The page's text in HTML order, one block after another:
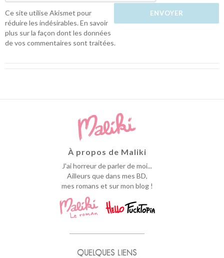
Ce site utilise Akismet pour
réduire les indésirables.En savoir
plus sur la façon dont les données
de vos commentaires sont traitées.
À propos de Maliki
J'ai horreur de parler de moi...
Ailleurs que dans mes BD,
mes romans et sur mon blog !
QUELQUES LIENS